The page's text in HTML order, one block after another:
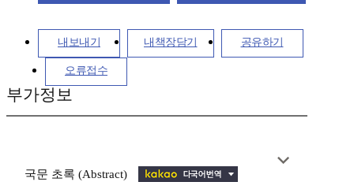
내보내기 내책장담기 공유하기
오류접수
부가정보
국문 초록 (Abstract)